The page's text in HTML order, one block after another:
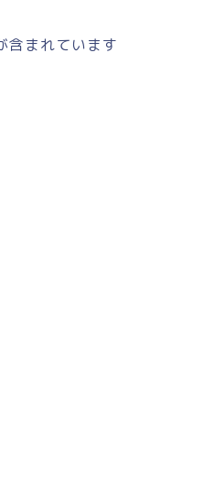
含まれています